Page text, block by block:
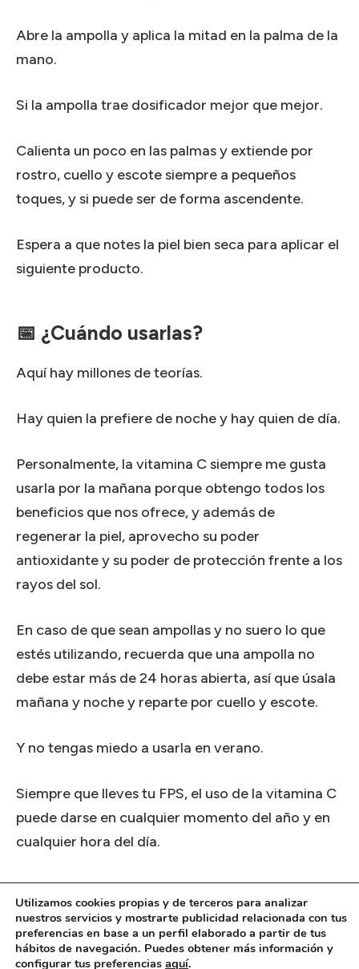
Abre la ampolla y aplica la mitad en la palma de la
mano.
Si la ampolla trae dosificador mejor que mejor.
Calienta un poco en las palmas y extiende por
rostro, cuello y escote siempre a pequeños
toques, y si puede ser de forma ascendente.
Espera a que notes la piel bien seca para aplicar el
siguiente producto.
📅 ¿Cuándo usarlas?
Aquí hay millones de teorías.
Hay quien la prefiere de noche y hay quien de día.
Personalmente, la vitamina C siempre me gusta
usarla por la mañana porque obtengo todos los
beneficios que nos ofrece, y además de
regenerar la piel, aprovecho su poder
antioxidante y su poder de protección frente a los
rayos del sol.
En caso de que sean ampollas y no suero lo que
estés utilizando, recuerda que una ampolla no
debe estar más de 24 horas abierta, así que úsala
mañana y noche y reparte por cuello y escote.
Y no tengas miedo a usarla en verano.
Siempre que lleves tu FPS, el uso de la vitamina C
puede darse en cualquier momento del año y en
cualquier hora del día.
Ahora bien, como imagino que habrás oído a
mucha gente decir que la vitamina C no se puede
usar de día porque es perjudicial, te voy a dar yo
la explicación que desmiente esta afirmación y en
Utilizamos cookies propias y de terceros para analizar
nuestros servicios y mostrarte publicidad relacionada con tus
preferencias en base a un perfil elaborado a partir de tus
hábitos de navegación. Puedes obtener más información y
configurar tus preferencias aquí.